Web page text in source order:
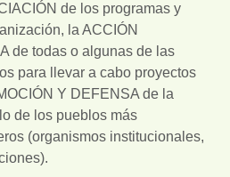
de los programas y
la ACCIÓN
de todas o algunas de las
para llevar a cabo proyectos
Y DEFENSA de la
de los pueblos más
(organismos institucionales,